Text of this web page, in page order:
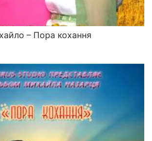
– Пора кохання